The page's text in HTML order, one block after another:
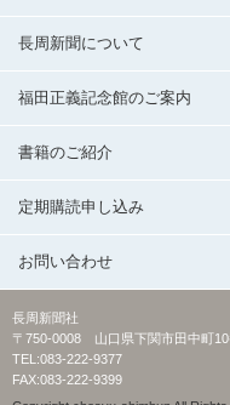
長周新聞について
福田正義記念館のご案内
書籍のご紹介
定期購読申し込み
お問い合わせ
長周新聞社
〒750-0008 山口県下関市田中町
TEL:083-222-9377
FAX:083-222-9399